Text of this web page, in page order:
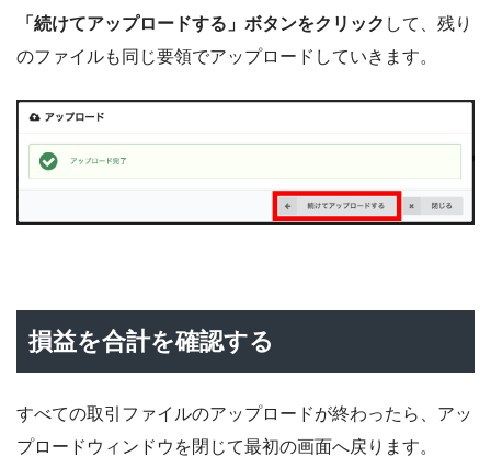
「続けてアップロードする」ボタンをクリック して、残り
のファイルも同じ要領でアップロードしていきます。
損益を合計を確認する
すべての取引ファイルのアップロードが終わったら、アッ
プロードウィンドウを閉じて最初の画面へ戻ります。